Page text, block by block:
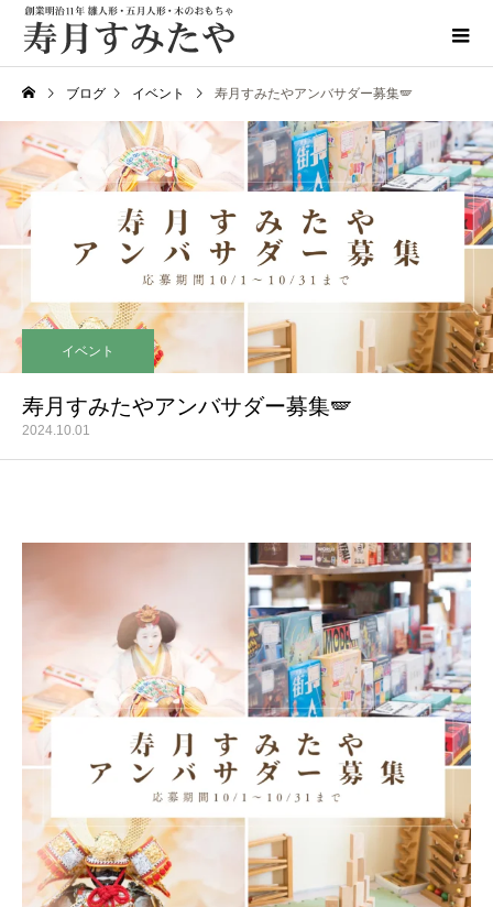
ブログ イベント 寿月すみたやアンバサダー募集🪽
イベント
寿月すみたやアンバサダー募集🪽
2024.10.01